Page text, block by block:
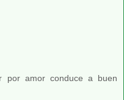
por amor conduce a buen